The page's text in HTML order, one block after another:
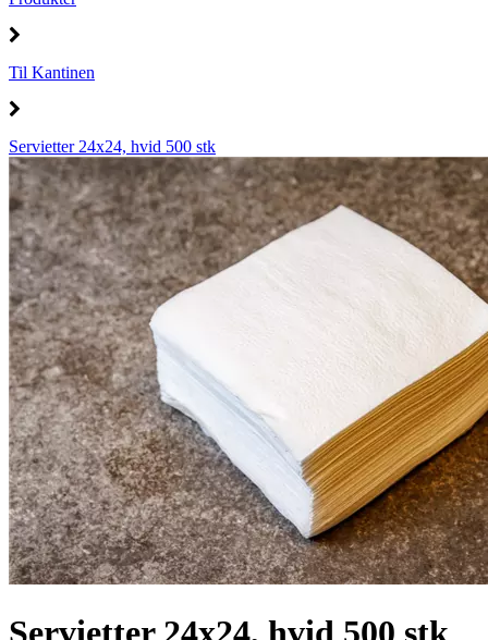
Til Kantinen
Servietter 24x24, hvid 500 stk
Servietter 24x24, hvid 500 stk